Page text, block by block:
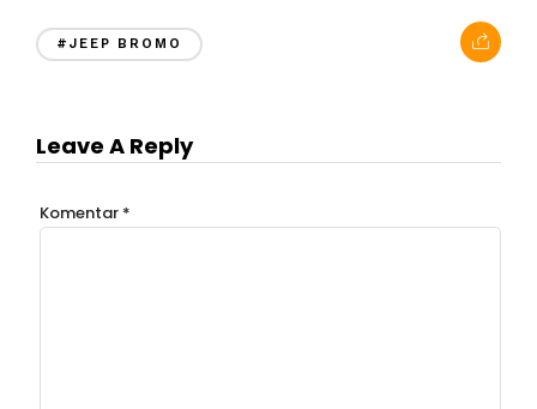
#JEEP BROMO
Leave A Reply
Komentar *